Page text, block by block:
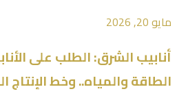
مايو 20, 2026
أنابيب الشرق: الطلب على
الطاقة والمياه.. وخط